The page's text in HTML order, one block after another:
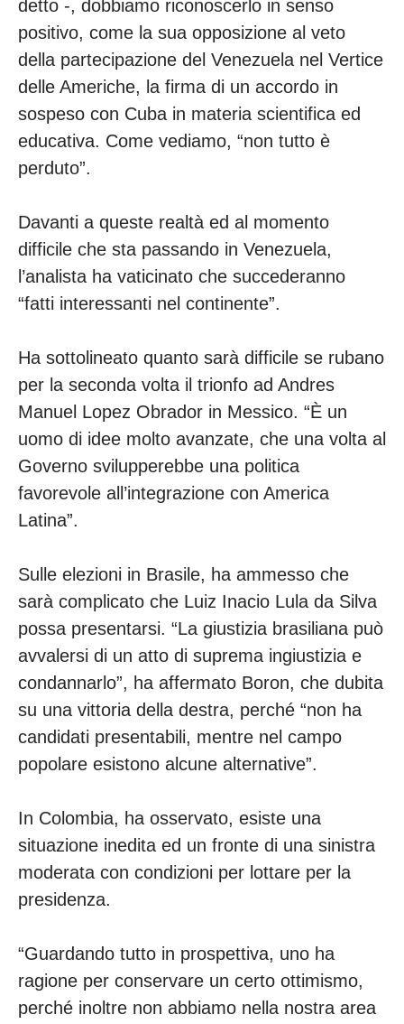
detto -, dobbiamo riconoscerlo in senso
positivo, come la sua opposizione al veto
della partecipazione del Venezuela nel Vertice
delle Americhe, la firma di un accordo in
sospeso con Cuba in materia scientifica ed
educativa. Come vediamo, “non tutto è
perduto”.
Davanti a queste realtà ed al momento
difficile che sta passando in Venezuela,
l’analista ha vaticinato che succederanno
“fatti interessanti nel continente”.
Ha sottolineato quanto sarà difficile se rubano
per la seconda volta il trionfo ad Andres
Manuel Lopez Obrador in Messico. “È un
uomo di idee molto avanzate, che una volta al
Governo svilupperebbe una politica
favorevole all’integrazione con America
Latina”.
Sulle elezioni in Brasile, ha ammesso che
sarà complicato che Luiz Inacio Lula da Silva
possa presentarsi. “La giustizia brasiliana può
avvalersi di un atto di suprema ingiustizia e
condannarlo”, ha affermato Boron, che dubita
su una vittoria della destra, perché “non ha
candidati presentabili, mentre nel campo
popolare esistono alcune alternative”.
In Colombia, ha osservato, esiste una
situazione inedita ed un fronte di una sinistra
moderata con condizioni per lottare per la
presidenza.
“Guardando tutto in prospettiva, uno ha
ragione per conservare un certo ottimismo,
perché inoltre non abbiamo nella nostra area